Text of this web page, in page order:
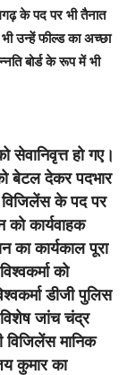
के पद पर भी तैनात
उन्हें फील्ड का अच्छा
बोर्ड के रूप में भी
सेवानिवृत्त हो गए।
बेटल देकर पदभार
विजिलेंस के पद पर
काे कार्यवाहक
का कार्यकाल पूरा
को
डीजी पुलिस
विशेष जांच चंद्र
मानिक
कुमार का